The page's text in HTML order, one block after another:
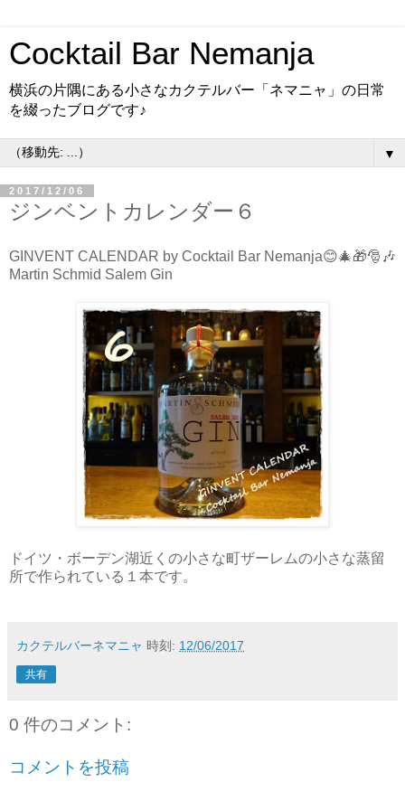
Cocktail Bar Nemanja
横浜の片隅にある小さなカクテルバー「ネマニャ」の日常
を綴ったブログです♪
▼
2017/12/06
ジンベントカレンダー６
GINVENT CALENDAR by Cocktail Bar Nemanja😊🎄🎁🎅🎶
Martin Schmid Salem Gin
ドイツ・ボーデン湖近くの小さな町ザーレムの小さな蒸留
所で作られている１本です。
カクテルバーネマニャ 時刻: 12/06/2017
共有
0 件のコメント:
コメントを投稿